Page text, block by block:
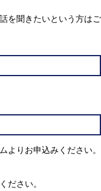
を聞きたいという方はご
よりお申込みください。
ださい。